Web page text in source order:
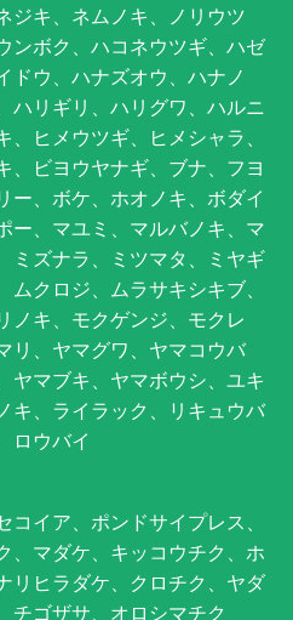
ジキ、ネムノキ、ノリウツ
ンボク、ハコネウツギ、ハゼ
ドウ、ハナズオウ、ハナノ
ハリギリ、ハリグワ、ハルニ
ヒメウツギ、ヒメシャラ、
、ビヨウヤナギ、ブナ、フヨ
ー、ボケ、ホオノキ、ボダイ
ー、マユミ、マルバノキ、マ
ミズナラ、ミツマタ、ミヤギ
クロジ、ムラサキシキブ、
ノキ、モクゲンジ、モクレ
リ、ヤマグワ、ヤマコウバ
ヤマブキ、ヤマボウシ、ユキ
キ、ライラック、リキュウバ
ロウバイ
イア、ポンドサイプレス、
、マダケ、キッコウチク、ホ
リヒラダケ、クロチク、ヤダ
チゴザサ、オロシマチク